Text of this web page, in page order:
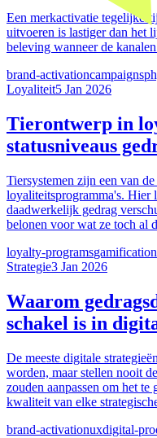
Een merkactivatie
uitvoeren is lastiger dan het
beleving wanneer de
brand-activationcampaigns
Loyaliteit5 Jan 2026
Tierontwerp in
statusniveaus
Tiersystemen zijn een van
loyaliteitsprogramma's. Hier
daadwerkelijk gedrag
belonen voor wat ze toch al
loyalty-programsgamification
Strategie3 Jan 2026
Waarom
schakel is in
De meeste digitale
worden, maar stellen nooit
zouden aanpassen om het
kwaliteit van elke
brand-activationuxdigital-